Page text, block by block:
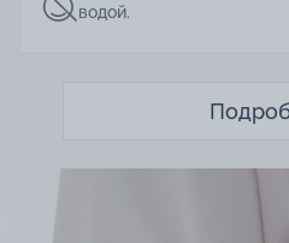
водой.